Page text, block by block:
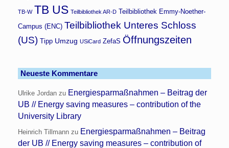
TB-W TB US Teilbibliothek AR-D Teilbibliothek Emmy-Noether-
Campus (ENC) Teilbibliothek Unteres Schloss
(US)
Tipp Umzug USiCard ZefaS Öffnungszeiten
Neueste Kommentare
Ulrike Jordan zu Energiesparmaßnahmen – Beitrag der
UB // Energy saving measures – contribution of the
University Library
Heinrich Tillmann zu Energiesparmaßnahmen – Beitrag
der UB // Energy saving measures – contribution of